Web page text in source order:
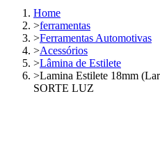
Home
>ferramentas
>Ferramentas Automotivas
>Acessórios
>Lâmina de Estilete
>Lamina Estilete 18mm
SORTE LUZ